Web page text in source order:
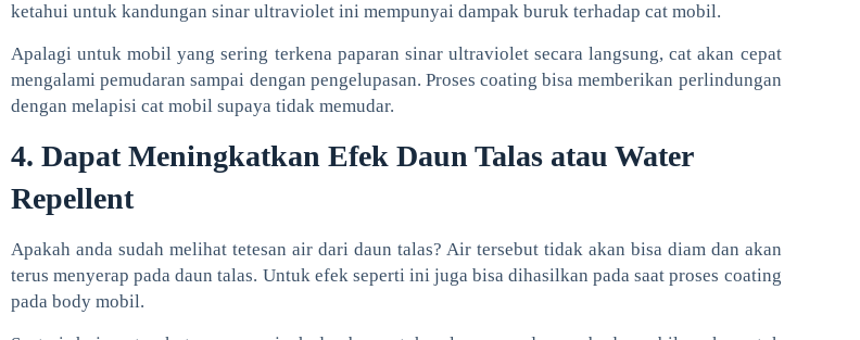
ketahui untuk kandungan sinar ultraviolet ini mempunyai dampak buruk terhadap cat mobil.
Apalagi untuk mobil yang sering terkena paparan sinar ultraviolet secara langsung, cat akan cepat
mengalami pemudaran sampai dengan pengelupasan. Proses coating bisa memberikan perlindungan
dengan melapisi cat mobil supaya tidak memudar.
4. Dapat Meningkatkan Efek Daun Talas atau Water
Repellent
Apakah anda sudah melihat tetesan air dari daun talas? Air tersebut tidak akan bisa diam dan akan
terus menyerap pada daun talas. Untuk efek seperti ini juga bisa dihasilkan pada saat proses coating
pada body mobil.